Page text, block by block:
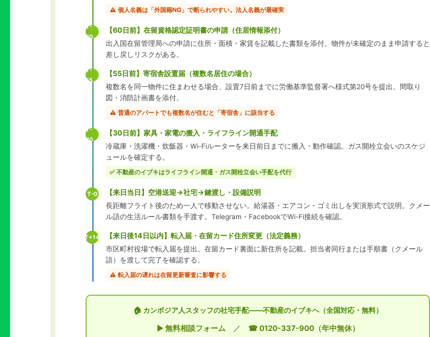
⚠️ 個人名義は「外国籍NG」で断られやすい。法人名義が最確実
T-
60
【60日前】在留資格認定証明書の申請（住居情報添付）
出入国在留管理局への申請に住所・面積・家賃を記載した書類を添付。物件が未確定のまま申請すると
差し戻しリスクがある。
T-
55
【55日前】寄宿舎設置届（複数名居住の場合）
複数名を同一物件に住まわせる場合、設置7日前までに労働基準監督署へ様式第20号を提出。間取り
図・消防計画書を添付。
⚠️ 普通のアパートでも複数名が住むと「寄宿舎」に該当する
T-
30
【30日前】家具・家電の搬入・ライフライン開通手配
冷蔵庫・洗濯機・炊飯器・Wi-Fiルーターを来日前日までに搬入・動作確認。ガス開栓立会いのスケジ
ュールを確定する。
✅ 不動産のイブキはライフライン開通・ガス開栓立会い手配を代行
T-0 【来日当日】空港送迎→社宅→鍵渡し・設備説明
長距離フライト後のため一人で移動させない。給湯器・エアコン・ゴミ出しを実演形式で説明。クメー
ル語の生活ルール書類を手渡す。Telegram・FacebookでWi-Fi接続を確認。
T+14 【来日後14日以内】転入届・在留カード住所変更（法定義務）
市区町村役場で転入届を提出。在留カード裏面に新住所を記載。担当者同行または手順書（クメール
語）を渡して完了を確認する。
⚠️ 転入届の遅れは在留更新審査に影響する
🏠 カンボジア人スタッフの社宅手配——不動産のイブキへ（全国対応・無料）
▶ 無料相談フォーム／ ☎ 0120-337-900（年中無休）